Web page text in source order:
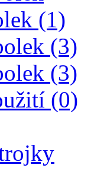
(1)
(3)
(3)
(0)